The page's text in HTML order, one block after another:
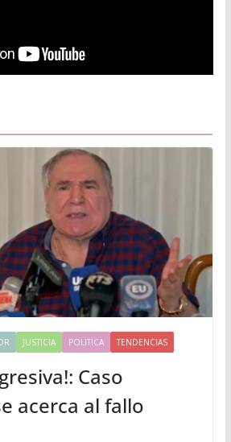
JUSTICIA POLITICA TENDENCIAS
Caso
acerca al fallo